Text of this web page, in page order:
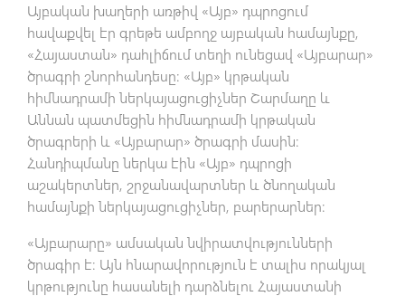
Այբական խաղերի առթիվ «Այբ» դպրոցում
հավաքվել էր գրեթե ամբողջ այբական համայնքը,
«Հայաստան» դահլիճում տեղի ունեցավ «Այբարար»
ծրագրի շնորհանդեսը: «Այբ» կրթական
հիմնադրամի ներկայացուցիչներ Շարմաղը և
Աննան պատմեցին հիմնադրամի կրթական
ծրագրերի և «Այբարար» ծրագրի մասին:
Հանդիպմանը ներկա էին «Այբ» դպրոցի
աշակերտներ, շրջանավարտներ և ծնողական
համայնքի ներկայացուցիչներ, բարերարներ:
«Այբարարը» ամսական նվիրատվությունների
ծրագիր է։ Այն հնարավորություն է տալիս որակյալ
կրթությունը հասանելի դարձնելու Հայաստանի